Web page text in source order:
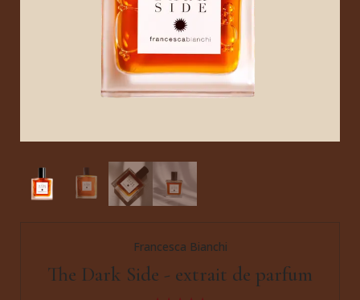
Francesca Bianchi
The Dark Side - extrait de parfum